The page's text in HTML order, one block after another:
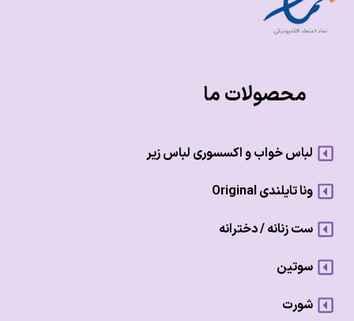
محصولات ما
لباس خواب و اکسسوری لباس زیر
ونا تایلندی Original
ست زنانه / دخترانه
سوتین
شورت